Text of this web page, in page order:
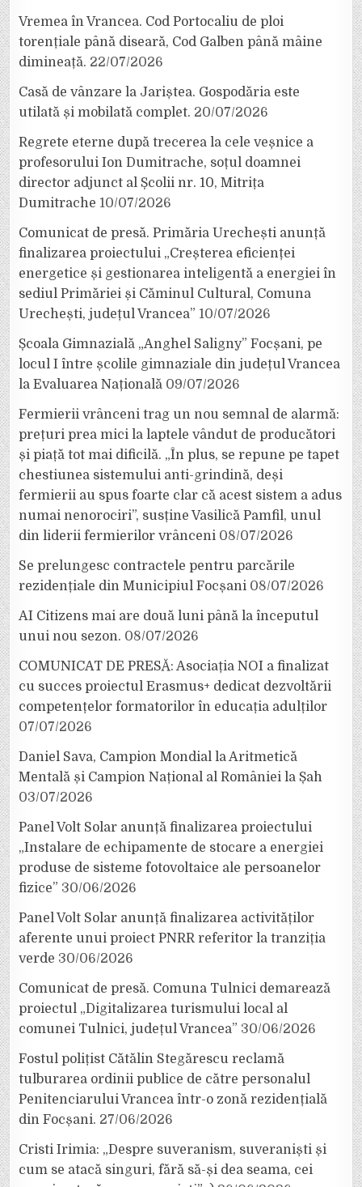
Vremea în Vrancea. Cod Portocaliu de ploi
torențiale până diseară, Cod Galben până mâine
dimineață. 22/07/2026
Casă de vânzare la Jariștea. Gospodăria este
utilată și mobilată complet. 20/07/2026
Regrete eterne după trecerea la cele veșnice a
profesorului Ion Dumitrache, soțul doamnei
director adjunct al Școlii nr. 10, Mitrița
Dumitrache 10/07/2026
Comunicat de presă. Primăria Urechești anunță
finalizarea proiectului „Creșterea eficienței
energetice și gestionarea inteligentă a energiei în
sediul Primăriei și Căminul Cultural, Comuna
Urechești, județul Vrancea” 10/07/2026
Școala Gimnazială „Anghel Saligny” Focșani, pe
locul I între școlile gimnaziale din județul Vrancea
la Evaluarea Națională 09/07/2026
Fermierii vrânceni trag un nou semnal de alarmă:
prețuri prea mici la laptele vândut de producători
și piață tot mai dificilă. „În plus, se repune pe tapet
chestiunea sistemului anti-grindină, deși
fermierii au spus foarte clar că acest sistem a adus
numai nenorociri”, susține Vasilică Pamfil, unul
din liderii fermierilor vrânceni 08/07/2026
Se prelungesc contractele pentru parcările
rezidențiale din Municipiul Focșani 08/07/2026
AI Citizens mai are două luni până la începutul
unui nou sezon. 08/07/2026
COMUNICAT DE PRESĂ: Asociația NOI a finalizat
cu succes proiectul Erasmus+ dedicat dezvoltării
competențelor formatorilor în educația adulților
07/07/2026
Daniel Sava, Campion Mondial la Aritmetică
Mentală și Campion Național al României la Șah
03/07/2026
Panel Volt Solar anunță finalizarea proiectului
„Instalare de echipamente de stocare a energiei
produse de sisteme fotovoltaice ale persoanelor
fizice” 30/06/2026
Panel Volt Solar anunță finalizarea activităților
aferente unui proiect PNRR referitor la tranziția
verde 30/06/2026
Comunicat de presă. Comuna Tulnici demarează
proiectul „Digitalizarea turismului local al
comunei Tulnici, județul Vrancea” 30/06/2026
Fostul polițist Cătălin Stegărescu reclamă
tulburarea ordinii publice de către personalul
Penitenciarului Vrancea într-o zonă rezidențială
din Focșani. 27/06/2026
Cristi Irimia: „Despre suveranism, suveraniști și
cum se atacă singuri, fără să-și dea seama, cei